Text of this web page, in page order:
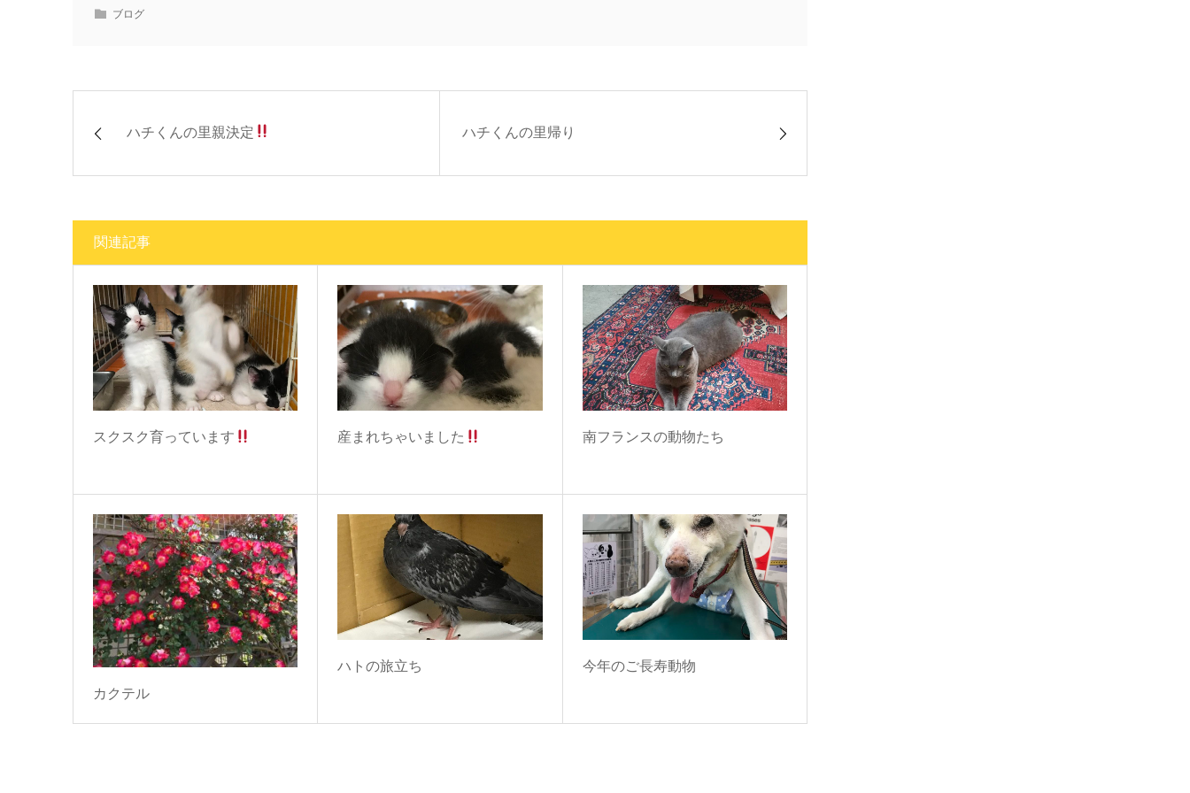
ブログ
ハチくんの里親決定 ハチくんの里帰り
関連記事
スクスク育っています 産まれちゃいました 南フランスの動物たち
カクテル
ハトの旅立ち 今年のご長寿動物